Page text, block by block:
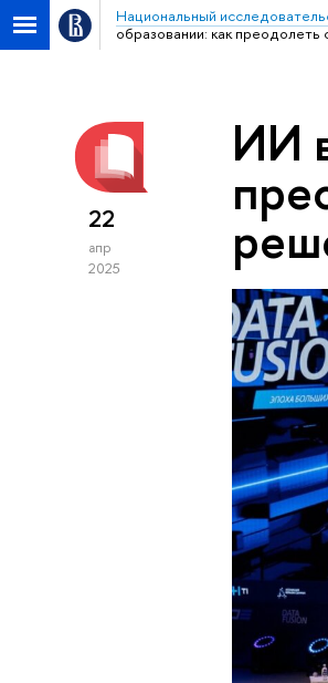
Национальный
образовании: как преодолеть
22
апр
2025
ИИ